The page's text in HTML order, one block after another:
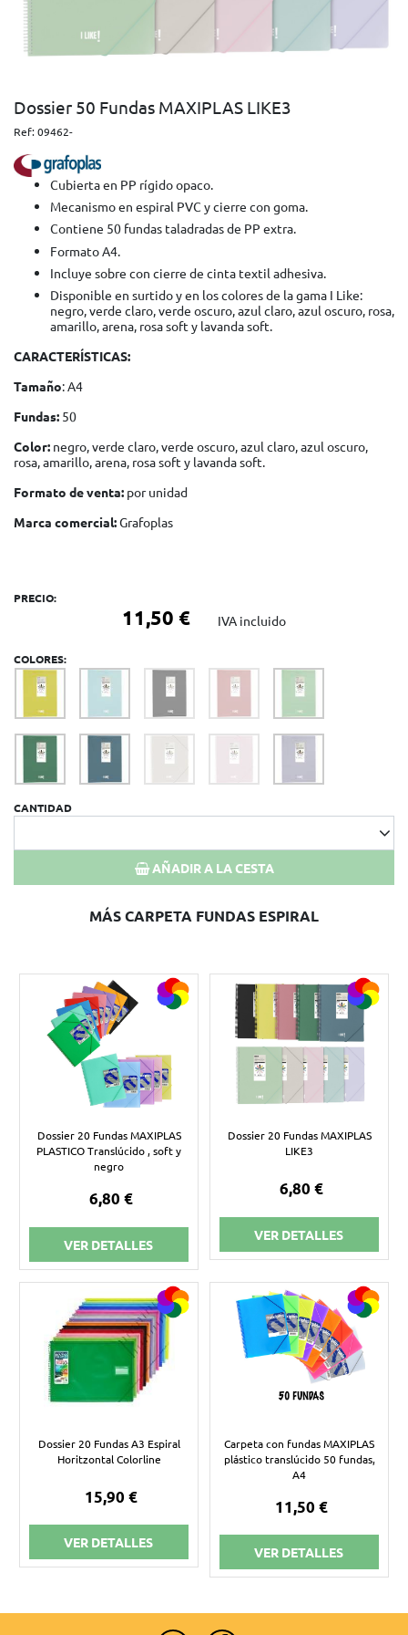
Dossier 50 Fundas MAXIPLAS LIKE3
Ref:09462-
Cubierta en PP rígido opaco.
Mecanismo en espiral PVC y cierre con goma.
Contiene 50 fundas taladradas de PP extra.
Formato A4.
Incluye sobre con cierre de cinta textil adhesiva.
Disponible en surtido y en los colores de la gama I Like:
negro, verde claro, verde oscuro, azul claro, azul oscuro, rosa,
amarillo, arena, rosa soft y lavanda soft.
CARACTERÍSTICAS:
Tamaño: A4
Fundas: 50
Color: negro, verde claro, verde oscuro, azul claro, azul oscuro,
rosa, amarillo, arena, rosa soft y lavanda soft.
Formato de venta: por unidad
Marca comercial:Grafoplas
PRECIO:
11,50 € IVA incluido
COLORES:
CANTIDAD
AÑADIR A LA CESTA
MÁS CARPETA FUNDAS ESPIRAL
Dossier 20 Fundas MAXIPLAS
PLASTICO Translúcido , soft y
negro
6,80 €
VER DETALLES
Dossier 20 Fundas MAXIPLAS
LIKE3
6,80 €
VER DETALLES
Dossier 20 Fundas A3 Espiral
Horitzontal Colorline
15,90 €
VER DETALLES
Carpeta con fundas MAXIPLAS
plástico translúcido 50 fundas,
A4
11,50 €
VER DETALLES